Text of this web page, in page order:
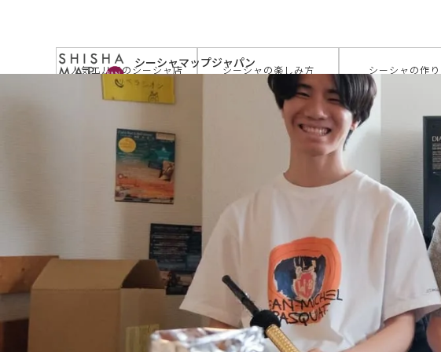
シーシャマップジャパン
by JAPAN SHISHA TIMES
人気エリアのシーシャ店 シーシャの楽しみ方 シーシャの作
サイトトップ > お店を探す > シーシャカフェ プレイストゥービー（シーシ